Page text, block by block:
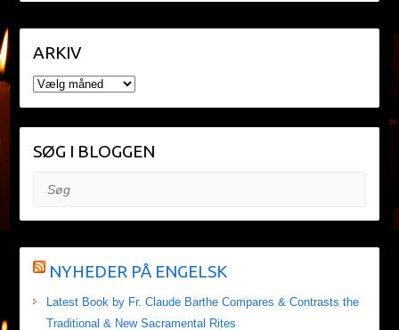
ARKIV
ARKIV
SØG I BLOGGEN
Søg
NYHEDER PÅ ENGELSK
Latest Book by Fr. Claude Barthe Compares & Contrasts the
Traditional & New Sacramental Rites